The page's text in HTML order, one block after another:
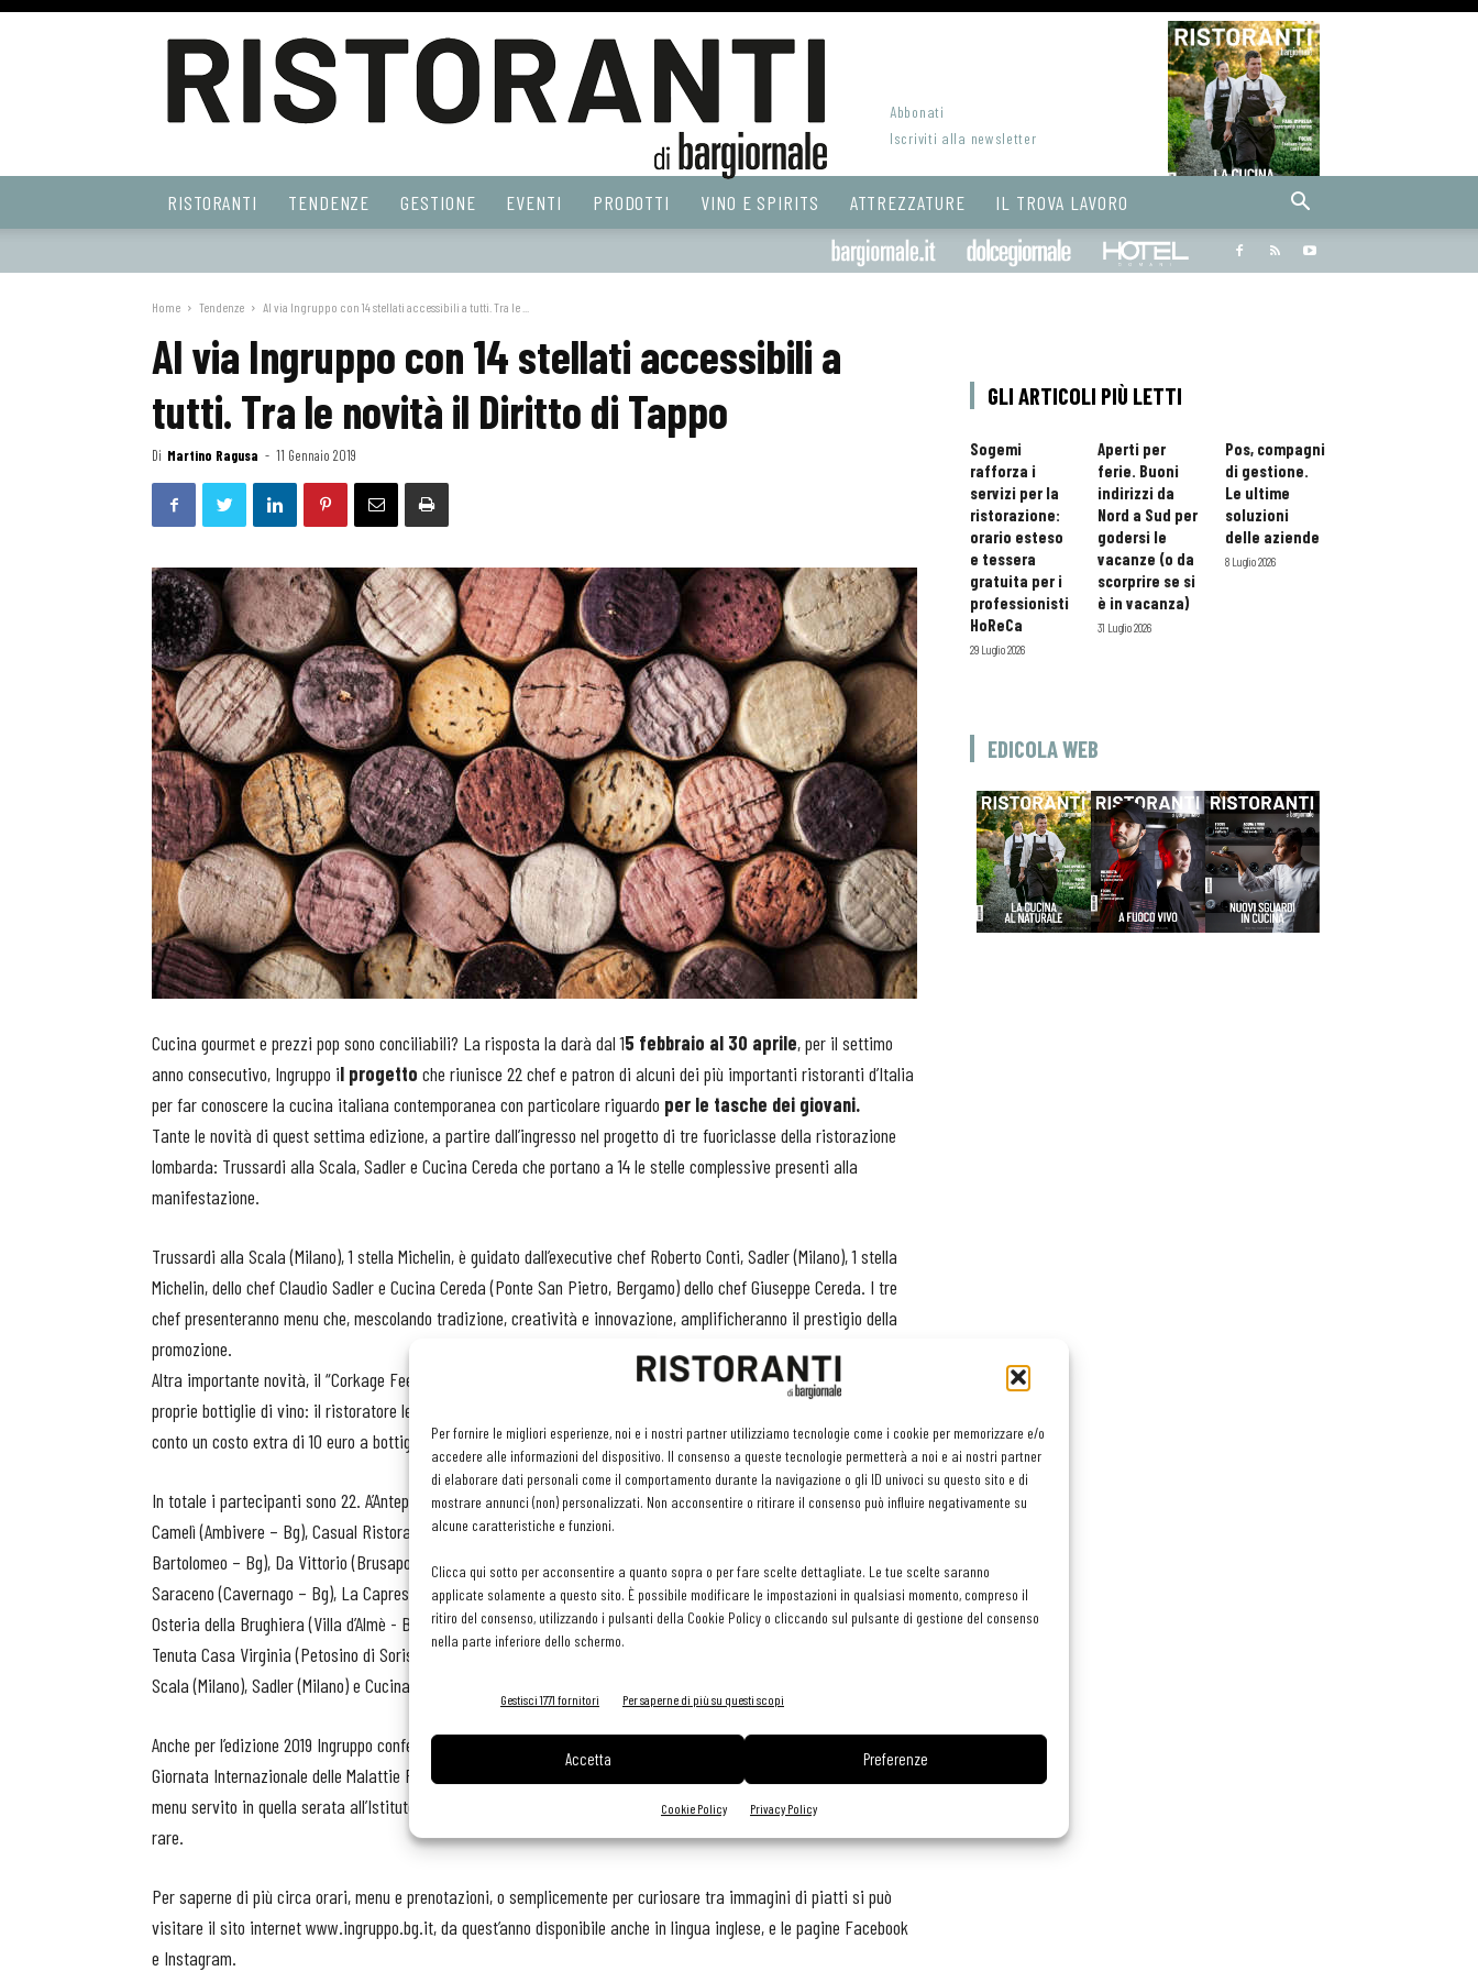
Per fornire le migliori esperienze, noi e i nostri partner utilizziamo tecnologie come i cookie per memorizzare e/o
accedere alle informazioni del dispositivo. Il consenso a queste tecnologie permetterà a noi e ai nostri partner
di elaborare dati personali come il comportamento durante la navigazione o gli ID univoci su questo sito e di
mostrare annunci (non) personalizzati. Non acconsentire o ritirare il consenso può influire negativamente su
alcune caratteristiche e funzioni.
Clicca qui sotto per acconsentire a quanto sopra o per fare scelte dettagliate. Le tue scelte saranno
applicate solamente a questo sito. È possibile modificare le impostazioni in qualsiasi momento, compreso il
ritiro del consenso, utilizzando i pulsanti della Cookie Policy o cliccando sul pulsante di gestione del consenso
nella parte inferiore dello schermo.
Gestisci 1771 fornitori Per saperne di più su questi scopi
Accetta Preferenze
Cookie Policy Privacy Policy
Web
Abbonati
Iscriviti alla newsletter
RISTORANTI TENDENZE GESTIONE EVENTI PRODOTTI VINO E SPIRITS ATTREZZATURE IL TROVA LAVORO
Bargiornale dolcegiornale
Home Tendenze Al via Ingruppo con 14 stellati accessibili a tutti. Tra le ...
Al via Ingruppo con 14 stellati accessibili a
tutti. Tra le novità il Diritto di Tappo
Di Martino Ragusa - 11 Gennaio 2019
Cucina gourmet e prezzi pop sono conciliabili? La risposta la darà dal 15 febbraio al 30 aprile, per il settimo
anno consecutivo, Ingruppo il progetto che riunisce 22 chef e patron di alcuni dei più importanti ristoranti d’Italia
per far conoscere la cucina italiana contemporanea con particolare riguardo per le tasche dei giovani.
Tante le novità di quest settima edizione, a partire dall’ingresso nel progetto di tre fuoriclasse della ristorazione
lombarda: Trussardi alla Scala, Sadler e Cucina Cereda che portano a 14 le stelle complessive presenti alla
manifestazione.
Trussardi alla Scala (Milano), 1 stella Michelin, è guidato dall’executive chef Roberto Conti, Sadler (Milano), 1 stella
Michelin, dello chef Claudio Sadler e Cucina Cereda (Ponte San Pietro, Bergamo) dello chef Giuseppe Cereda. I tre
chef presenteranno menu che, mescolando tradizione, creatività e innovazione, amplificheranno il prestigio della
promozione.
Altra importante novità, il “Corkage Fee” o “
”. Chi lo desidera potrà portare al ristorante le
proprie bottiglie di vino: il ristoratore le servirà alla giusta temperatura e nei calici appropriati conteggiando sul
conto un costo extra di 10 euro a bottiglia per il servizio.
In totale i partecipanti sono 22. A’Anteprima (Chiuduno – Bg), Al Vigneto (Grumello del Monte - Bg), Antica Osteria dei
Camelì (Ambivere – Bg), Casual Ristorante (Bergamo), Colleoni & Dell’Angelo (Bergamo Alta), Collina (Almenno S.
Bartolomeo – Bg), Da Vittorio (Brusaporto - Bg), Ristorante Enrico Bartolini al Mudec (Milano), Frosio (Almè), Il
Saraceno (Cavernago – Bg), La Caprese (Mozzo – Bg), Lio Pellegrini (Bergamo), Loro (Trescore Balneario - Bg),
Osteria della Brughiera (Villa d’Almè - Bg), Posta (S. Omobono Terme - Bg), Roof Garden Restaurant (Bergamo),
Tenuta Casa Virginia (Petosino di Sorisole - Bg), Ezio Gritti (Bergamo), Pomiroeu (Seregno – MB), Trussardi alla
Scala (Milano), Sadler (Milano) e Cucina Cereda (Ponte San Pietro, Bergamo).
Anche per l’edizione 2019 Ingruppo conferma il sostegno alla ricerca medico-scientifica
Giornata Internazionale delle Malattie Rare del 28 febbraio 2019, devolvendo il valore simbolico di 15 euro per ogni
menu servito in quella serata all’Istituto Mario Negri, che da oltre 20 anni è impegnato nella ricerca sulle malattie
rare.
Per saperne di più circa orari, menu e prenotazioni, o semplicemente per curiosare tra immagini di piatti si può
visitare il sito internet www.ingruppo.bg.it, da quest’anno disponibile anche in lingua inglese, e le pagine Facebook
e Instagram.
GLI ARTICOLI PIÙ LETTI
Sogemi
rafforza i
servizi per la
ristorazione:
orario esteso
e tessera
gratuita per i
professionisti
HoReCa
29 Luglio 2026
Aperti per
ferie. Buoni
indirizzi da
Nord a Sud per
godersi le
vacanze (o da
scorprire se si
è in vacanza)
31 Luglio 2026
Pos, compagni
di gestione.
Le ultime
soluzioni
delle aziende
8 Luglio 2026
EDICOLA WEB